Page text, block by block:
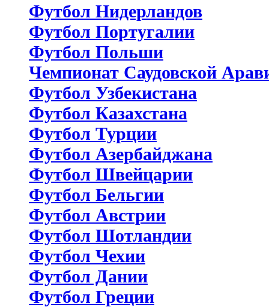
Футбол Нидерландов
Футбол Португалии
Футбол Польши
Чемпионат Саудовской
Футбол Узбекистана
Футбол Казахстана
Футбол Турции
Футбол Азербайджана
Футбол Швейцарии
Футбол Бельгии
Футбол Австрии
Футбол Шотландии
Футбол Чехии
Футбол Дании
Футбол Греции